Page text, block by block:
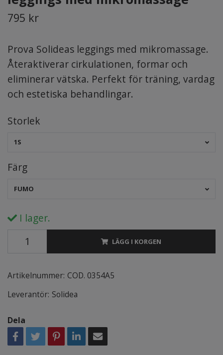
795 kr
Prova Solideas leggings med mikromassage.
Återaktiverar cirkulationen, formar och
eliminerar vätska. Perfekt för träning, vardag
och estetiska behandlingar.
Storlek
1S
Färg
FUMO
I lager.
LÄGG I KORGEN
Artikelnummer: COD. 0354A5
Leverantör: Solidea
Dela